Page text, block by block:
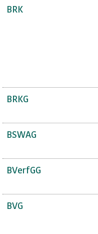
BRK
BRKG
BSWAG
BVerfGG
BVG